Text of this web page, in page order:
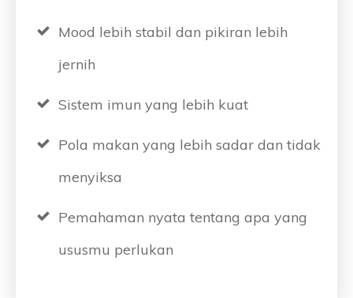
Mood lebih stabil dan pikiran lebih
jernih
Sistem imun yang lebih kuat
Pola makan yang lebih sadar dan tidak
menyiksa
Pemahaman nyata tentang apa yang
ususmu perlukan